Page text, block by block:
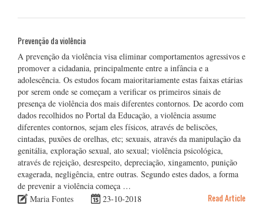
Prevenção da violência
A prevenção da violência visa eliminar comportamentos agressivos e
promover a cidadania, principalmente entre a infância e a
adolescência. Os estudos focam maioritariamente estas faixas etárias
por serem onde se começam a verificar os primeiros sinais de
presença de violência dos mais diferentes contornos. De acordo com
dados recolhidos no Portal da Educação, a violência assume
diferentes contornos, sejam eles físicos, através de beliscões,
cintadas, puxões de orelhas, etc; sexuais, através da manipulação da
genitália, exploração sexual, ato sexual; violência psicológica,
através de rejeição, desrespeito, depreciação, xingamento, punição
exagerada, negligência, entre outras. Segundo estes dados, a forma
de prevenir a violência começa …
Maria Fontes
23-10-2018 Read Article